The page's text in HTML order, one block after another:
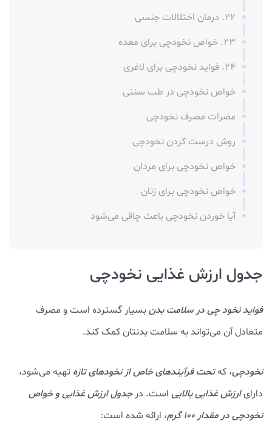
22. درمان اختلالات جنسی
23. خواص نخودچی برای معده
24. فواید نخودچی برای لاغری
خواص نخودچی در طب سنتی
مضرات مصرف نخودچی
روش درست کردن نخودچی
خواص نخودچی برای مردان
خواص نخودچی برای زنان
آیا خوردن نخودچی باعث چاقی می‌شود
جدول ارزش غذایی نخودچی
فواید نخود چی در سلامت بدنبسیار گسترده است و مصرف
متعادل آن می‌تواند به سلامت بدنتان کمک کند.
نخودچی، کهتحت فرآیندهای خاص از نخودهای تازه تهیه می‌شود،
دارایارزش غذایی بالایی است. درجدول ارزش غذایی و خواص
نخودچی در مقدار ۱۰۰ گرم
، ارائه شده است: